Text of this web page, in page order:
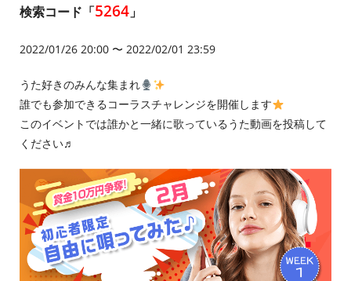
検索コード「5264 」
2022/01/26 20:00 〜 2022/02/01 23:59
うた好きのみんな集まれ
誰でも参加できるコーラスチャレンジを開催します
このイベントでは誰かと一緒に歌っているうた動画を投稿して
ください♬